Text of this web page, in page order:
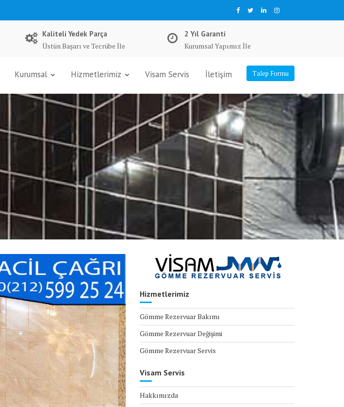
Kaliteli Yedek Parça
Üstün Başarı ve Tecrübe İle
2 Yıl Garanti
Kurumsal Yapımız İle
Talep Formu
Kurumsal Hizmetlerimiz Visam Servis İletişim
Hizmetlerimiz
Gömme Rezervuar Bakımı
Gömme Rezervuar Değişimi
Gömme Rezervuar Servis
Visam Servis
Hakkımızda